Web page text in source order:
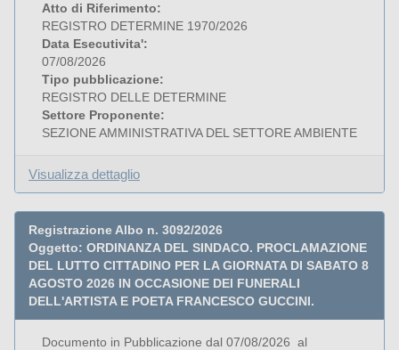
Atto di Riferimento:
REGISTRO DETERMINE 1970/2026
Data Esecutivita':
07/08/2026
Tipo pubblicazione:
REGISTRO DELLE DETERMINE
Settore Proponente:
SEZIONE AMMINISTRATIVA DEL SETTORE AMBIENTE
Visualizza dettaglio
Registrazione Albo n. 3092/2026
Oggetto: ORDINANZA DEL SINDACO. PROCLAMAZIONE
DEL LUTTO CITTADINO PER LA GIORNATA DI SABATO 8
AGOSTO 2026 IN OCCASIONE DEI FUNERALI
DELL'ARTISTA E POETA FRANCESCO GUCCINI.
Documento in Pubblicazione dal 07/08/2026 al